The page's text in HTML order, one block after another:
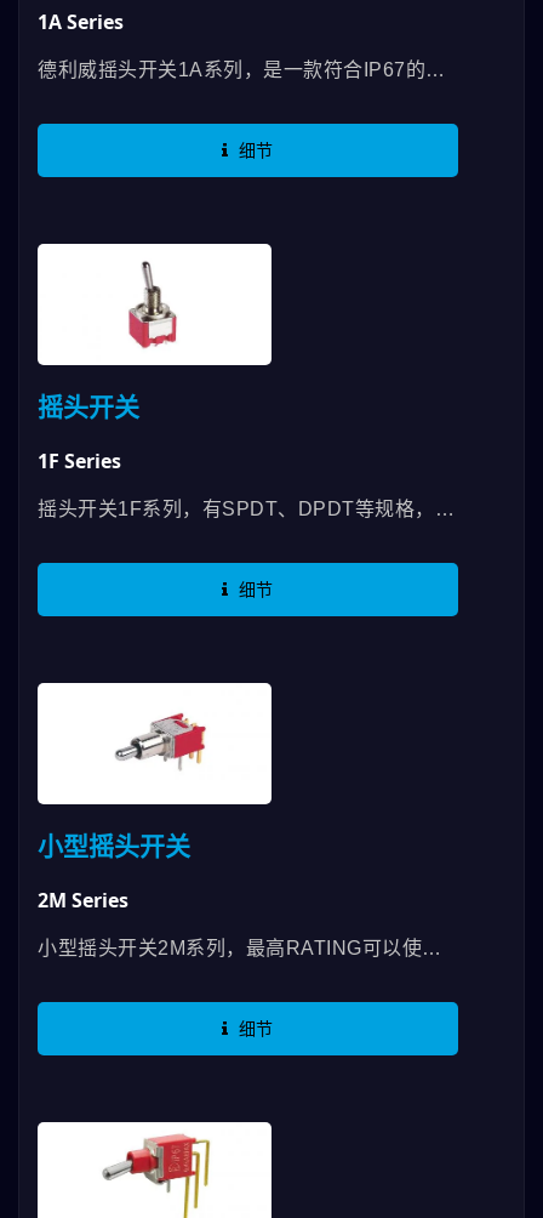
1A Series
德利威摇头开关1A系列，是一款符合IP67的防
水密封的设计来避免因焊接或清理过程中的污染
物侵入而影响正常的开关功能，有SPDT、
细节
摇头开关
1F Series
摇头开关1F系列，有SPDT、DPDT等规格，可
型工业遥控器或船舶产业的最佳选择。
细节
小型摇头开关
2M Series
小型摇头开关2M系列，最高RATING可以使用
尺寸可供挑选，在脚位的部分也有各种角度设
计，为了预防触发还有LOCK功能的把手可以选
细节